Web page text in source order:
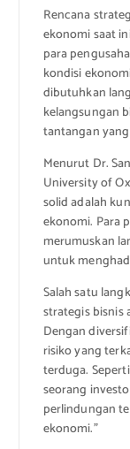
Rencana
ekonomi saat
para
kondisi
dibutuhkan
kelangsungan
tantangan
Menurut Dr.
University of
solid adalah
ekonomi. Para
merumuskan
untuk
Salah satu
strategis bisnis
Dengan
risiko yang
terduga.
seorang
perlindungan
ekonomi.”